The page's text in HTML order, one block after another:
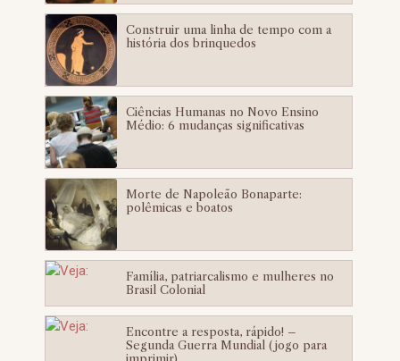
Construir uma linha de tempo com a
história dos brinquedos
Ciências Humanas no Novo Ensino
Médio: 6 mudanças significativas
Morte de Napoleão Bonaparte:
polêmicas e boatos
Família, patriarcalismo e mulheres no
Brasil Colonial
Encontre a resposta, rápido! –
Segunda Guerra Mundial (jogo para